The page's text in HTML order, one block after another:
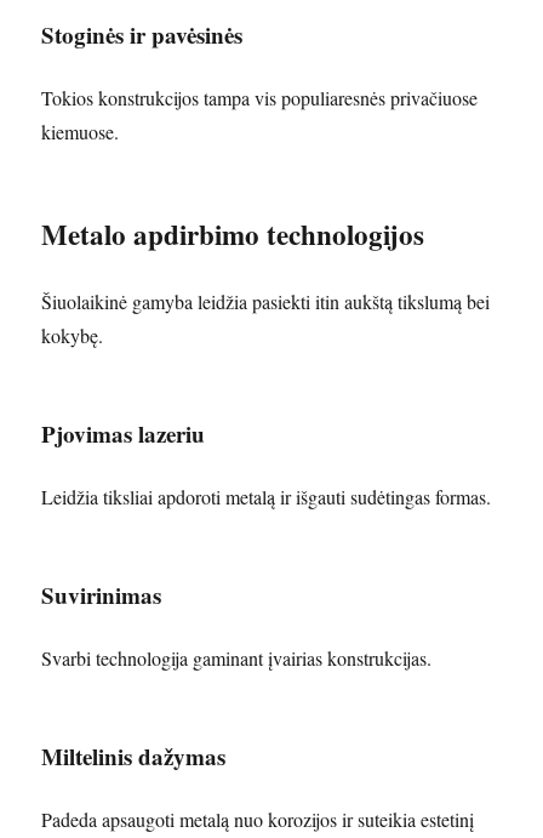
Stoginės ir pavėsinės
Tokios konstrukcijos tampa vis populiaresnės privačiuose
kiemuose.
Metalo apdirbimo technologijos
Šiuolaikinė gamyba leidžia pasiekti itin aukštą tikslumą bei
kokybę.
Pjovimas lazeriu
Leidžia tiksliai apdoroti metalą ir išgauti sudėtingas formas.
Suvirinimas
Svarbi technologija gaminant įvairias konstrukcijas.
Miltelinis dažymas
Padeda apsaugoti metalą nuo korozijos ir suteikia estetinį